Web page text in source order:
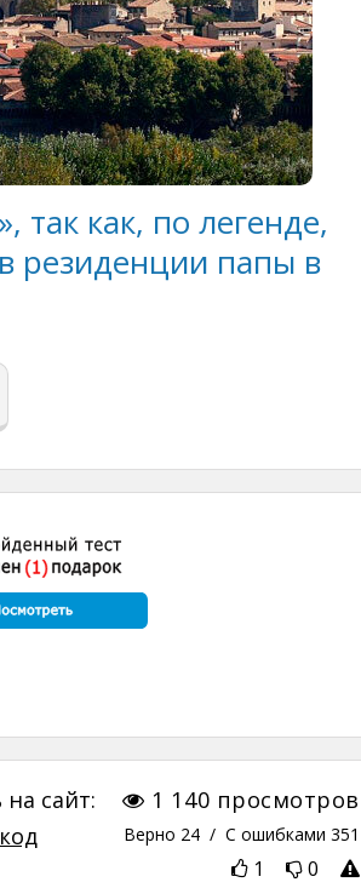
так как, по легенде,
резиденции папы в
1 140 просмотров
Верно 24 / С ошибками 351
1 0
на сайт: